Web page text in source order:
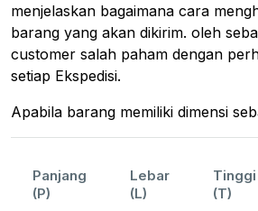
menjelaskan bagaimana cara
barang yang akan dikirim. oleh
customer salah paham dengan
setiap Ekspedisi.
Apabila barang memiliki dimensi
Panjang
(P)
Lebar
(L)
Tinggi
(T)